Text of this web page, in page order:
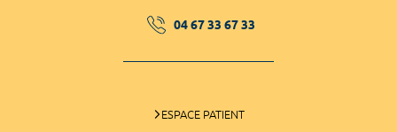
04 67 33 67 33
ESPACE PATIENT